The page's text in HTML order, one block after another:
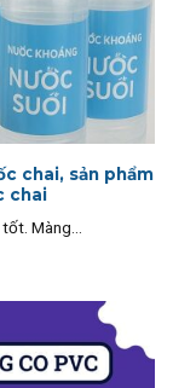
chai, sản phẩm
chai
Màng...